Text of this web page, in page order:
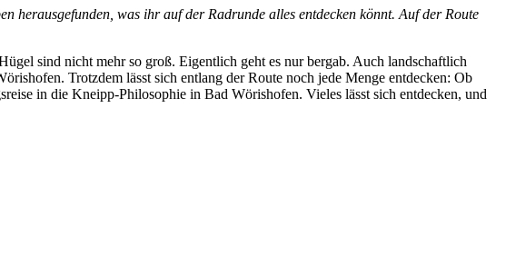
herausgefunden, was ihr auf der Radrunde alles entdecken könnt. Auf der Route
sind nicht mehr so groß. Eigentlich geht es nur bergab. Auch landschaftlich
Trotzdem lässt sich entlang der Route noch jede Menge entdecken: Ob
in die Kneipp-Philosophie in Bad Wörishofen. Vieles lässt sich entdecken, und